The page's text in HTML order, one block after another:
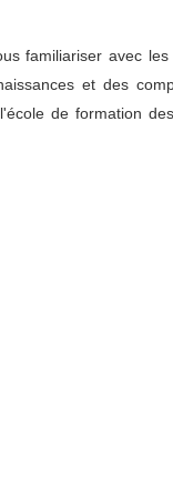
familiariser avec
et des
de formation